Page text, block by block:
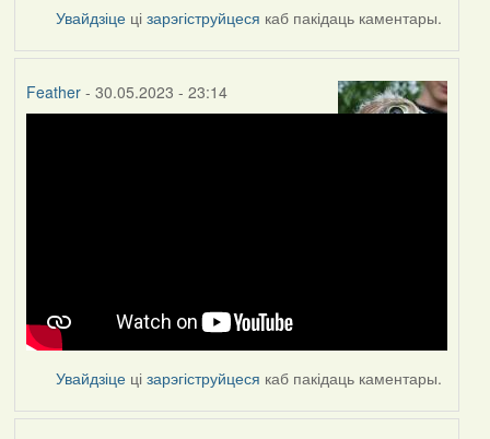
Увайдзіце цізарэгіструйцеся каб пакідаць каментары.
Feather- 30.05.2023 - 23:14
Увайдзіце цізарэгіструйцеся каб пакідаць каментары.